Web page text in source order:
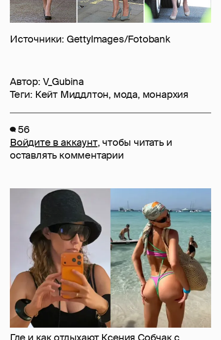
Источники: GettyImages/Fotobank
Автор: V_Gubina
Теги: Кейт Миддлтон, мода, монархия
56
Войдите в аккаунт, чтобы читать и
оставлять комментарии